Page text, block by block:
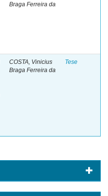
Braga Ferreira da
COSTA, Vinicius
Braga Ferreira da
Tese